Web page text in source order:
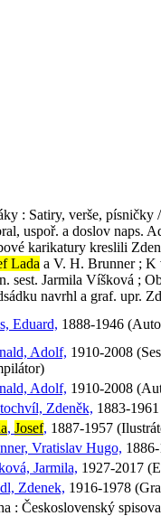
: Satiry, verše, písničky
uspoř. a doslov naps.
karikatury kreslili
Lada a V. H. Brunner ; K
sest. Jarmila Víšková ;
navrhl a graf. upr.
Eduard, 1888-1946
Adolf, 1910-2008
Adolf, 1910-2008
Zdeněk, 1883-
, Josef, 1887-1957
Vratislav Hugo,
Jarmila, 1927-2017
Zdenek, 1916-1978
: Československý